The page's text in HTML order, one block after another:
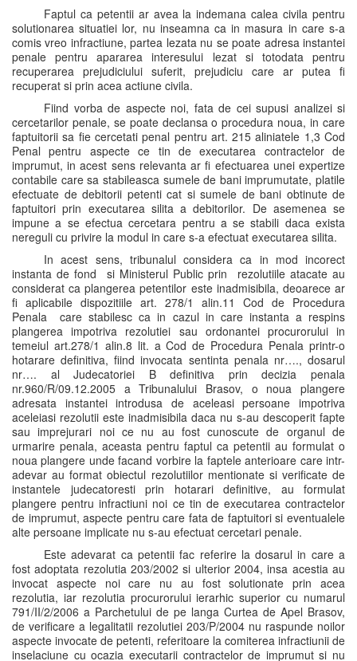
Faptul ca petentii ar avea la indemana calea civila pentru
solutionarea situatiei lor, nu inseamna ca in masura in care s-a
comis vreo infractiune, partea lezata nu se poate adresa instantei
penale pentru apararea interesului lezat si totodata pentru
recuperarea prejudiciului suferit, prejudiciu care ar putea fi
recuperat si prin acea actiune civila.
Fiind vorba de aspecte noi, fata de cei supusi analizei si
cercetarilor penale, se poate declansa o procedura noua, in care
faptuitorii sa fie cercetati penal pentru art. 215 aliniatele 1,3 Cod
Penal pentru aspecte ce tin de executarea contractelor de
imprumut, in acest sens relevanta ar fi efectuarea unei expertize
contabile care sa stabileasca sumele de bani imprumutate, platile
efectuate de debitorii petenti cat si sumele de bani obtinute de
faptuitori prin executarea silita a debitorilor. De asemenea se
impune a se efectua cercetara pentru a se stabili daca exista
nereguli cu privire la modul in care s-a efectuat executarea silita.
In acest sens, tribunalul considera ca in mod incorect
instanta de fond si Ministerul Public prin rezolutiile atacate au
considerat ca plangerea petentilor este inadmisibila, deoarece ar
fi aplicabile dispozitiile art. 278/1 alin.11 Cod de Procedura
Penala care stabilesc ca in cazul in care instanta a respins
plangerea impotriva rezolutiei sau ordonantei procurorului in
temeiul art.278/1 alin.8 lit. a Cod de Procedura Penala printr-o
hotarare definitiva, fiind invocata sentinta penala nr…., dosarul
nr…. al Judecatoriei B definitiva prin decizia penala
nr.960/R/09.12.2005 a Tribunalului Brasov, o noua plangere
adresata instantei introdusa de aceleasi persoane impotriva
aceleiasi rezolutii este inadmisibila daca nu s-au descoperit fapte
sau imprejurari noi ce nu au fost cunoscute de organul de
urmarire penala, aceasta pentru faptul ca petentii au formulat o
noua plangere unde facand vorbire la faptele anterioare care intr-
adevar au format obiectul rezolutiilor mentionate si verificate de
instantele judecatoresti prin hotarari definitive, au formulat
plangere pentru infractiuni noi ce tin de executarea contractelor
de imprumut, aspecte pentru care fata de faptuitori si eventualele
alte persoane implicate nu s-au efectuat cercetari penale.
Este adevarat ca petentii fac referire la dosarul in care a
fost adoptata rezolutia 203/2002 si ulterior 2004, insa acestia au
invocat aspecte noi care nu au fost solutionate prin acea
rezolutia, iar rezolutia procurorului ierarhic superior cu numarul
791/II/2/2006 a Parchetului de pe langa Curtea de Apel Brasov,
de verificare a legalitatii rezolutiei 203/P/2004 nu raspunde noilor
aspecte invocate de petenti, referitoare la comiterea infractiunii de
inselaciune cu ocazia executarii contractelor de imprumut si nu